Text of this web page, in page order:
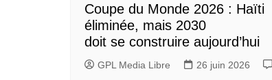
Coupe du Monde 2026 : Haïti
éliminée, mais 2030
doit se construire aujourd’hui
GPL Media Libre 26 juin 2026